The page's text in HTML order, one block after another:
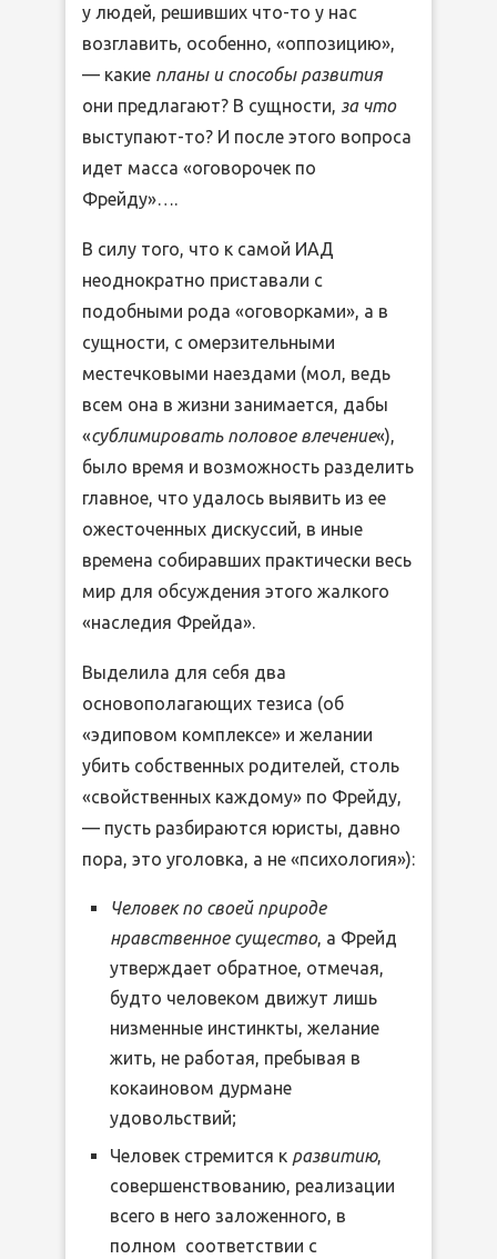
у людей, решивших что-то у нас
возглавить, особенно, «оппозицию»,
— какие планы и способы развития
они предлагают? В сущности, за что
выступают-то? И после этого вопроса
идет масса «оговорочек по
Фрейду»….
В силу того, что к самой ИАД
неоднократно приставали с
подобными рода «оговорками», а в
сущности, с омерзительными
местечковыми наездами (мол, ведь
всем она в жизни занимается, дабы
«сублимировать половое влечение«),
было время и возможность разделить
главное, что удалось выявить из ее
ожесточенных дискуссий, в иные
времена собиравших практически весь
мир для обсуждения этого жалкого
«наследия Фрейда».
Выделила для себя два
основополагающих тезиса (об
«эдиповом комплексе» и желании
убить собственных родителей, столь
«свойственных каждому» по Фрейду,
— пусть разбираются юристы, давно
пора, это уголовка, а не «психология»):
Человек по своей природе
нравственное существо, а Фрейд
утверждает обратное, отмечая,
будто человеком движут лишь
низменные инстинкты, желание
жить, не работая, пребывая в
кокаиновом дурмане
удовольствий;
Человек стремится к развитию,
совершенствованию, реализации
всего в него заложенного, в
полном соответствии с